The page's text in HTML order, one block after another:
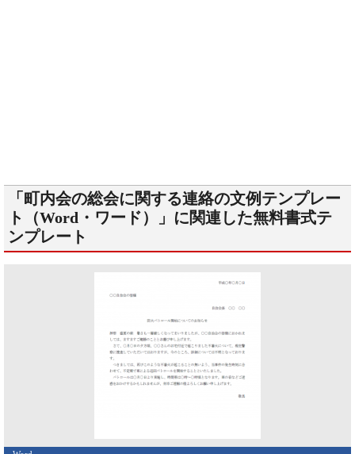
「町内会の総会に関する連絡の文例テンプレー
ト（Word・ワード）」に関連した無料書式テ
ンプレート